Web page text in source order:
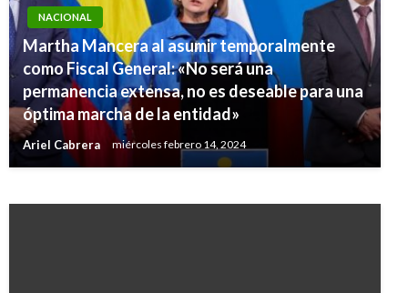
NACIONAL
Martha Mancera al asumir temporalmente
como Fiscal General: «No será una
permanencia extensa, no es deseable para una
óptima marcha de la entidad»
Ariel Cabrera miércoles febrero 14, 2024
NACIONAL
Autoridades marítimas alertan sobre fuertes
marejadas en el Pacífico colombiano
Ariel Cabrera martes agosto 16, 2016